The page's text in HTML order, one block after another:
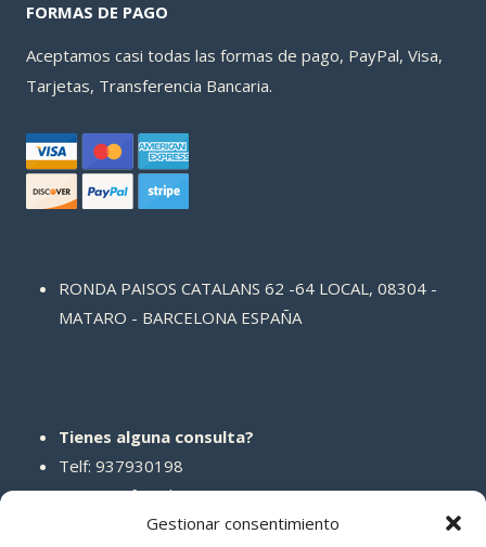
Gestionar consentimiento
FORMAS DE PAGO
Aceptamos casi todas las formas de pago, PayPal, Visa,
Tarjetas, Transferencia Bancaria.
RONDA PAISOS CATALANS 62 -64 LOCAL, 08304 -
MATARO - BARCELONA ESPAÑA
Tienes alguna consulta?
Telf: 937930198
Correo: info@abcreparaciones.com